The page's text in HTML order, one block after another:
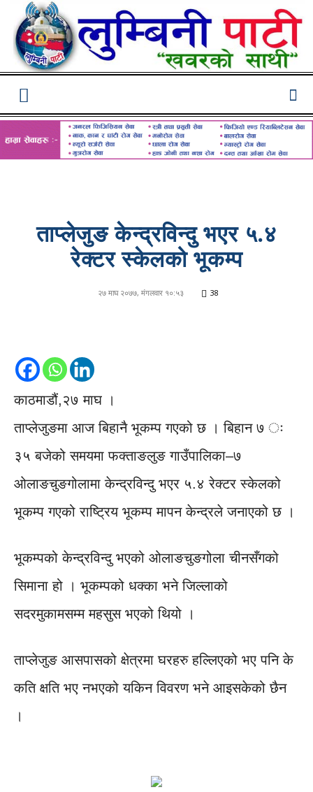
ताप्लेजुङ केन्द्रविन्दु भएर ५.४
रेक्टर स्केलको भूकम्प
२७ माघ २०७७, मंगलवार १०:५३ 38
काठमाडौं,२७ माघ ।
ताप्लेजुङमा आज बिहानै भूकम्प गएको छ । बिहान ७ ः
३५ बजेको समयमा फक्ताङलुङ गाउँपालिका–७
ओलाङचुङगोलामा केन्द्रविन्दु भएर ५.४ रेक्टर स्केलको
भूकम्प गएको राष्ट्रिय भूकम्प मापन केन्द्रले जनाएको छ ।
भूकम्पको केन्द्रविन्दु भएको ओलाङचुङगोला चीनसँगको
सिमाना हो । भूकम्पको धक्का भने जिल्लाको
सदरमुकामसम्म महसुस भएको थियो ।
ताप्लेजुङ आसपासको क्षेत्रमा घरहरु हल्लिएको भए पनि के
कति क्षति भए नभएको यकिन विवरण भने आइसकेको छैन
।